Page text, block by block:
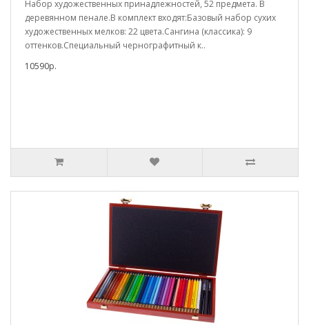
Набор художественных принадлежностей, 52 предмета. В
деревянном пенале.В комплект входят:Базовый набор сухих
художественных мелков: 22 цвета.Сангина (классика): 9
оттенков.Специальный чернографитный к..
10590р.